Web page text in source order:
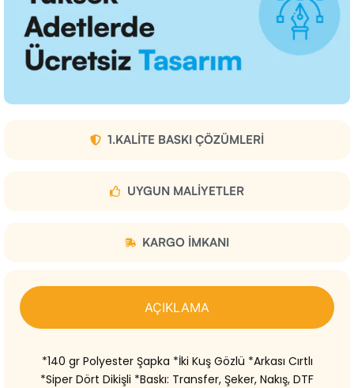
1.KALITE BASKI ÇÖZÜMLERI
UYGUN MALIYETLER
KARGO IMKANI
AÇIKLAMA
*140 gr Polyester Şapka *İki Kuş Gözlü *Arkası Cırtlı
*Siper Dört Dikişli *Baskı: Transfer, Şeker, Nakış, DTF